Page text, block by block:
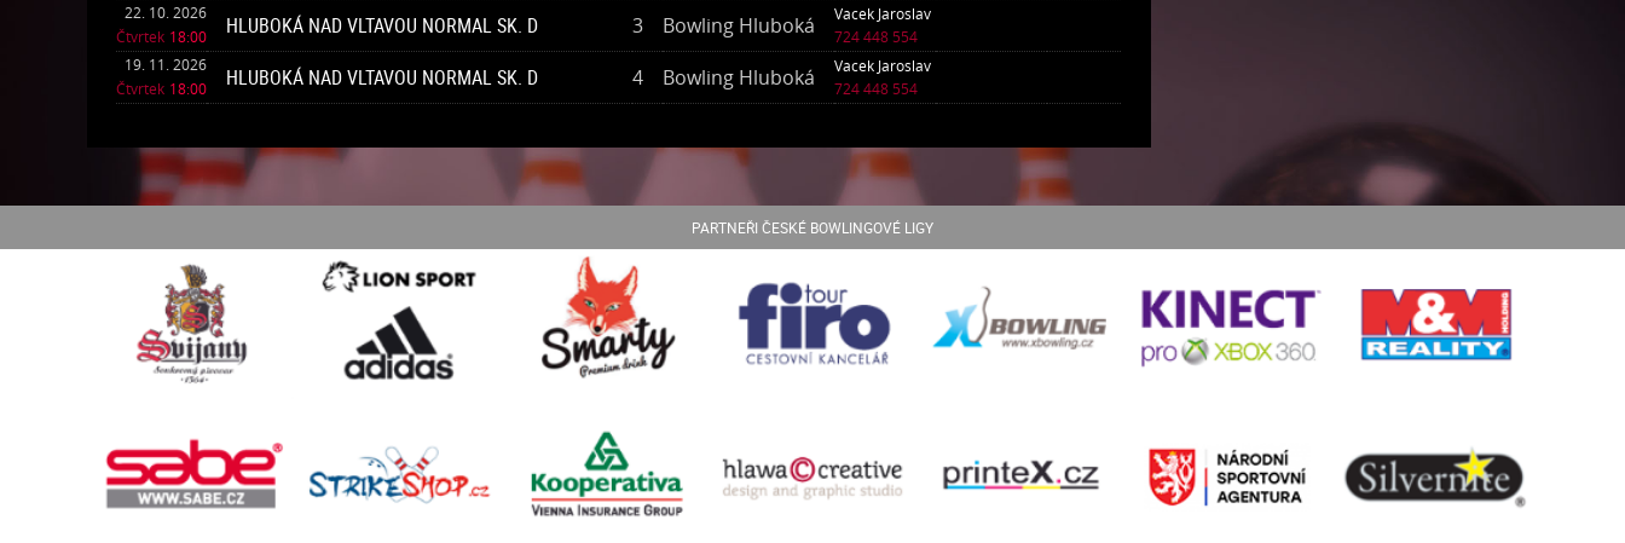
22. 10. 2026
Čtvrtek 18:00 HLUBOKÁ NAD VLTAVOU NORMAL SK. D 3 Bowling Hluboká
Vacek Jaroslav
724 448 554
19. 11. 2026
Čtvrtek 18:00 HLUBOKÁ NAD VLTAVOU NORMAL SK. D 4 Bowling Hluboká
Vacek Jaroslav
724 448 554
PARTNEŘI ČESKÉ BOWLINGOVÉ LIGY